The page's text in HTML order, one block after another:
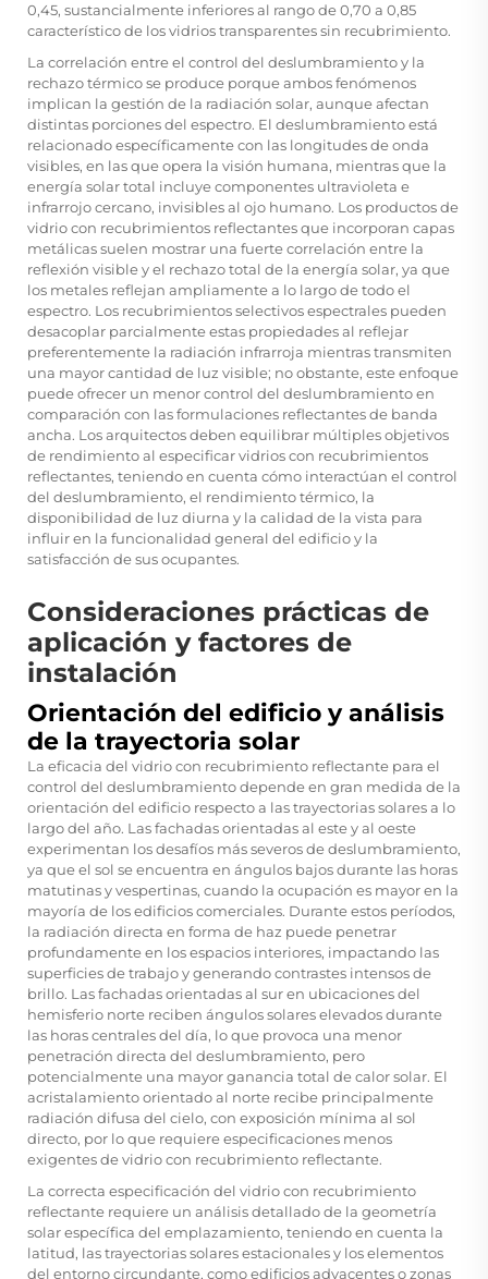
0,45, sustancialmente inferiores al rango de 0,70 a 0,85
característico de los vidrios transparentes sin recubrimiento.
La correlación entre el control del deslumbramiento y la
rechazo térmico se produce porque ambos fenómenos
implican la gestión de la radiación solar, aunque afectan
distintas porciones del espectro. El deslumbramiento está
relacionado específicamente con las longitudes de onda
visibles, en las que opera la visión humana, mientras que la
energía solar total incluye componentes ultravioleta e
infrarrojo cercano, invisibles al ojo humano. Los productos de
vidrio con recubrimientos reflectantes que incorporan capas
metálicas suelen mostrar una fuerte correlación entre la
reflexión visible y el rechazo total de la energía solar, ya que
los metales reflejan ampliamente a lo largo de todo el
espectro. Los recubrimientos selectivos espectrales pueden
desacoplar parcialmente estas propiedades al reflejar
preferentemente la radiación infrarroja mientras transmiten
una mayor cantidad de luz visible; no obstante, este enfoque
puede ofrecer un menor control del deslumbramiento en
comparación con las formulaciones reflectantes de banda
ancha. Los arquitectos deben equilibrar múltiples objetivos
de rendimiento al especificar vidrios con recubrimientos
reflectantes, teniendo en cuenta cómo interactúan el control
del deslumbramiento, el rendimiento térmico, la
disponibilidad de luz diurna y la calidad de la vista para
influir en la funcionalidad general del edificio y la
satisfacción de sus ocupantes.
Consideraciones prácticas de
aplicación y factores de
instalación
Orientación del edificio y análisis
de la trayectoria solar
La eficacia del vidrio con recubrimiento reflectante para el
control del deslumbramiento depende en gran medida de la
orientación del edificio respecto a las trayectorias solares a lo
largo del año. Las fachadas orientadas al este y al oeste
experimentan los desafíos más severos de deslumbramiento,
ya que el sol se encuentra en ángulos bajos durante las horas
matutinas y vespertinas, cuando la ocupación es mayor en la
mayoría de los edificios comerciales. Durante estos períodos,
la radiación directa en forma de haz puede penetrar
profundamente en los espacios interiores, impactando las
superficies de trabajo y generando contrastes intensos de
brillo. Las fachadas orientadas al sur en ubicaciones del
hemisferio norte reciben ángulos solares elevados durante
las horas centrales del día, lo que provoca una menor
penetración directa del deslumbramiento, pero
potencialmente una mayor ganancia total de calor solar. El
acristalamiento orientado al norte recibe principalmente
radiación difusa del cielo, con exposición mínima al sol
directo, por lo que requiere especificaciones menos
exigentes de vidrio con recubrimiento reflectante.
La correcta especificación del vidrio con recubrimiento
reflectante requiere un análisis detallado de la geometría
solar específica del emplazamiento, teniendo en cuenta la
latitud, las trayectorias solares estacionales y los elementos
del entorno circundante, como edificios adyacentes o zonas